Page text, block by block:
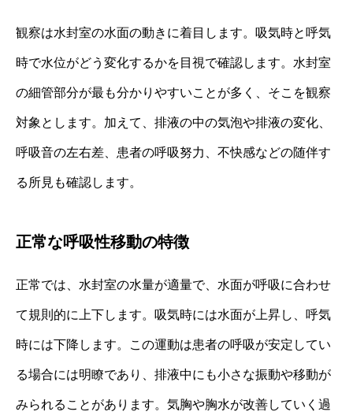
観察は水封室の水面の動きに着目します。吸気時と呼気
時で水位がどう変化するかを目視で確認します。水封室
の細管部分が最も分かりやすいことが多く、そこを観察
対象とします。加えて、排液の中の気泡や排液の変化、
呼吸音の左右差、患者の呼吸努力、不快感などの随伴す
る所見も確認します。
正常な呼吸性移動の特徴
正常では、水封室の水量が適量で、水面が呼吸に合わせ
て規則的に上下します。吸気時には水面が上昇し、呼気
時には下降します。この運動は患者の呼吸が安定してい
る場合には明瞭であり、排液中にも小さな振動や移動が
みられることがあります。気胸や胸水が改善していく過